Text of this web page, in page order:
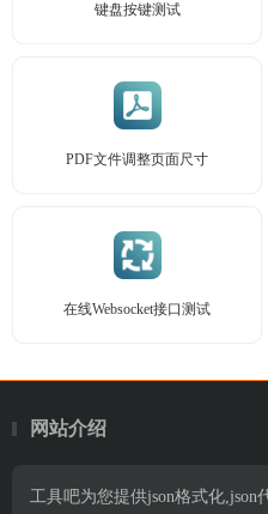
键盘按键测试
PDF文件调整页面尺寸
在线Websocket接口测试
网站介绍
工具吧为您提供json格式化,json